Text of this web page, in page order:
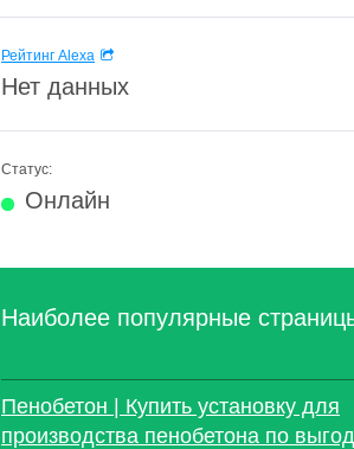
Рейтинг Alexa
Нет данных
Статус:
Онлайн
Наиболее популярные
Пенобетон | Купить установку для
производства пенобетона по